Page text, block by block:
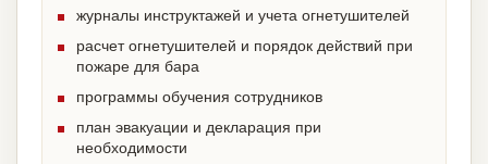
журналы инструктажей и учета огнетушителей
расчет огнетушителей и порядок действий при
пожаре для бара
программы обучения сотрудников
план эвакуации и декларация при
необходимости